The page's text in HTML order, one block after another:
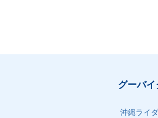
グーバ
沖縄ライ